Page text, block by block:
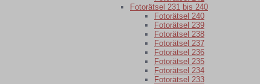
Fotorätsel 231 bis 240
Fotorätsel 240
Fotorätsel 239
Fotorätsel 238
Fotorätsel 237
Fotorätsel 236
Fotorätsel 235
Fotorätsel 234
Fotorätsel 233